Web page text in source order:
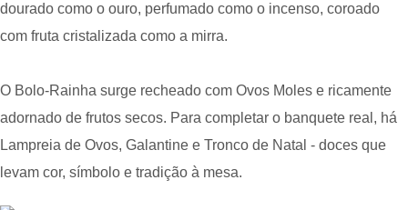
dourado como o ouro, perfumado como o incenso, coroado
com fruta cristalizada como a mirra.
O Bolo-Rainha surge recheado com Ovos Moles e ricamente
adornado de frutos secos. Para completar o banquete real, há
Lampreia de Ovos, Galantine e Tronco de Natal - doces que
levam cor, símbolo e tradição à mesa.